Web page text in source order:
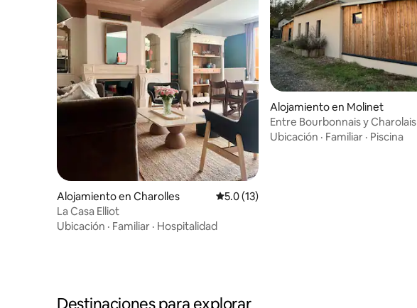
Alojamiento en Charolles Calificación promedio: 5.0 de 5, 13 reseñas
5.0 (13)
La Casa Elliot
Ubicación · Familiar · Hospitalidad
Alojamiento en Molinet
Entre Bourbonnais y Charolais
Ubicación · Familiar · Piscina